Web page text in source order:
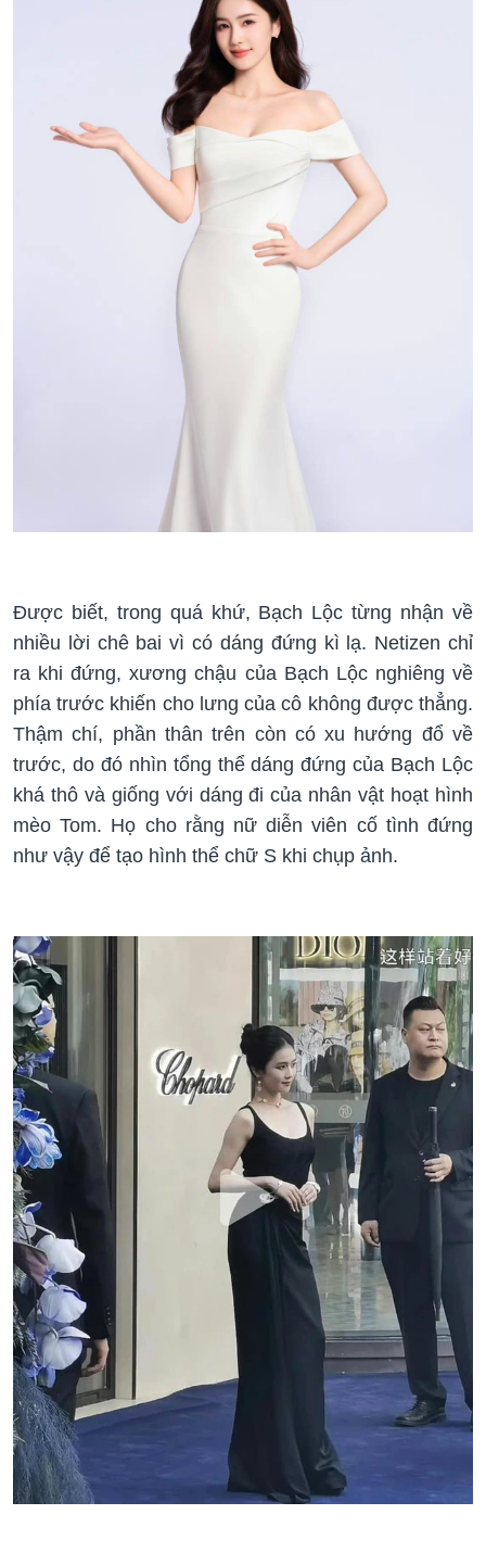
Được biết, trong quá khứ, Bạch Lộc từng nhận về
nhiều lời chê bai vì có dáng đứng kì lạ. Netizen chỉ
ra khi đứng, xương chậu của Bạch Lộc nghiêng về
phía trước khiến cho lưng của cô không được thẳng.
Thậm chí, phần thân trên còn có xu hướng đổ về
trước, do đó nhìn tổng thể dáng đứng của Bạch Lộc
khá thô và giống với dáng đi của nhân vật hoạt hình
mèo Tom. Họ cho rằng nữ diễn viên cố tình đứng
như vậy để tạo hình thể chữ S khi chụp ảnh.